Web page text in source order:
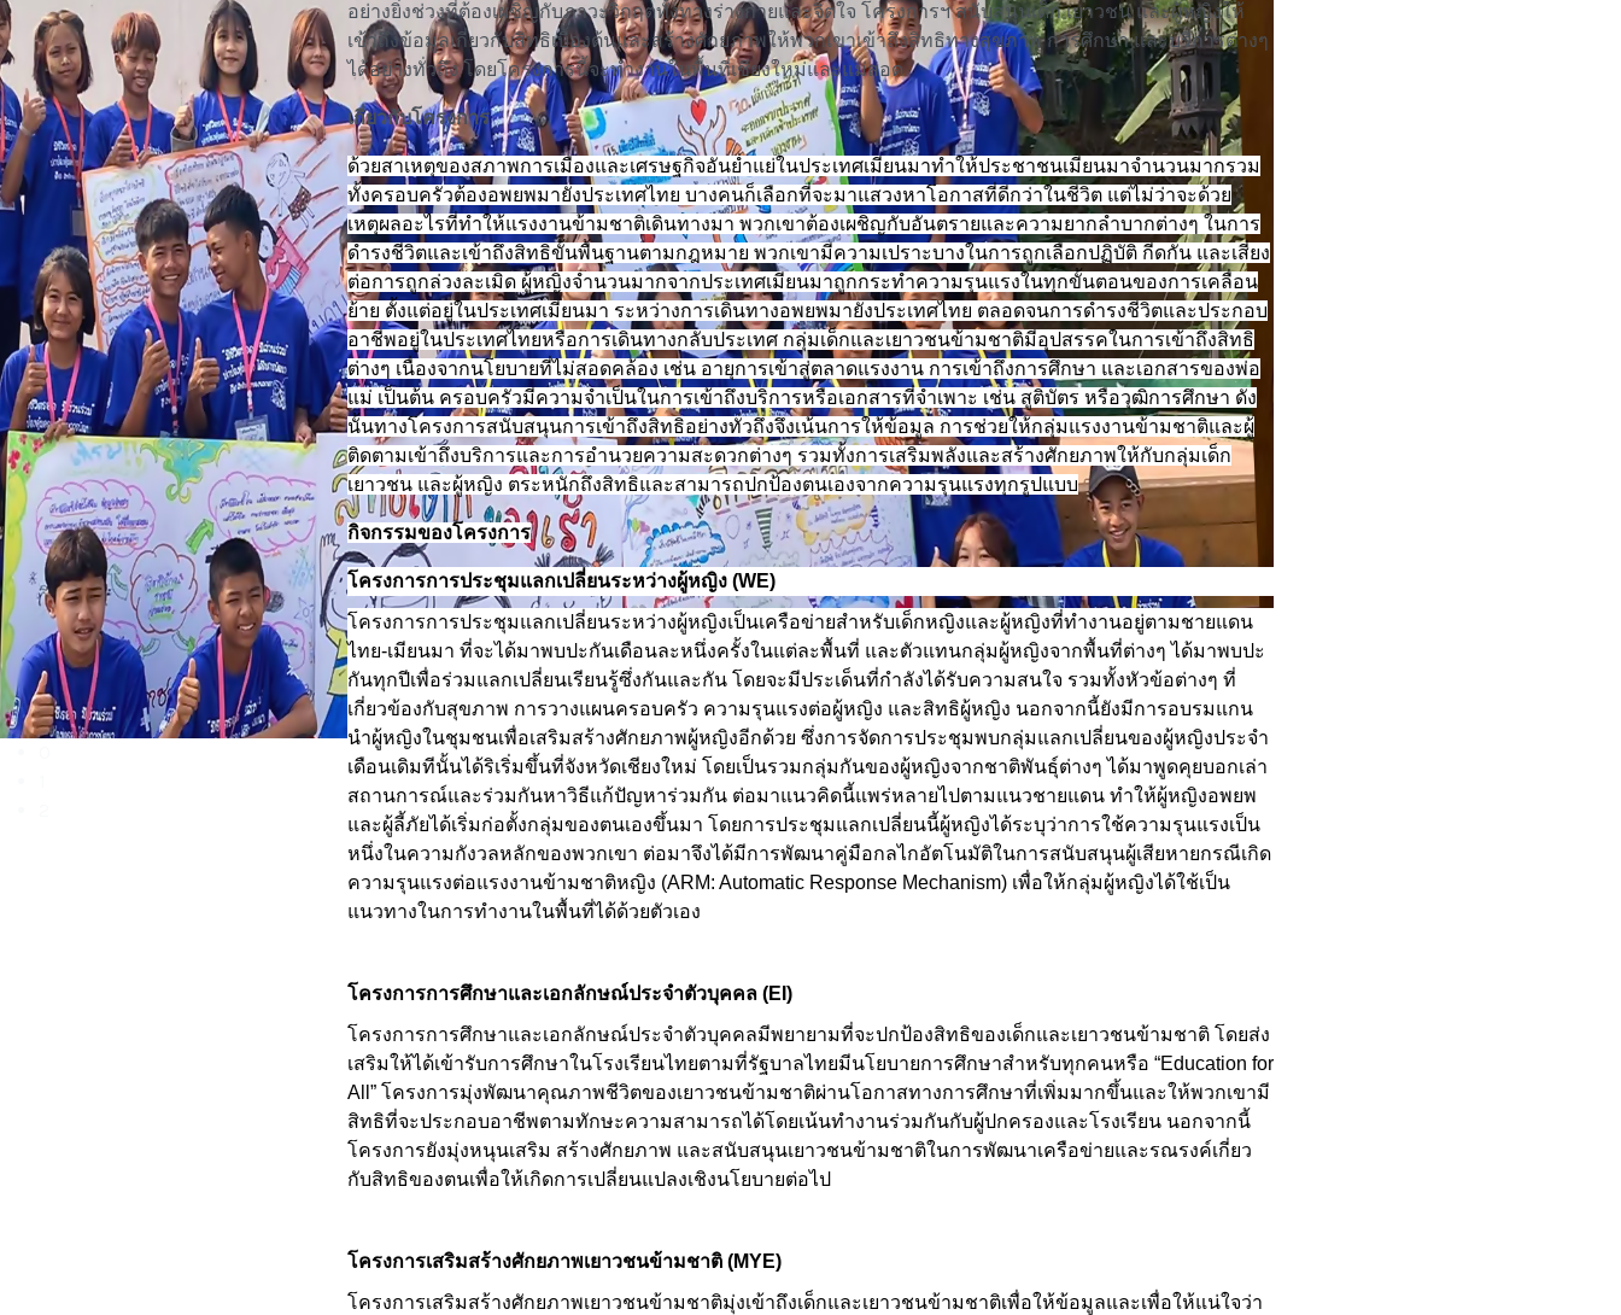
อย่างยิ่งช่วงที่ต้องเผชิญกับภาวะวิกฤตทั้งทางร่างกายและจิตใจ โครงการฯ สนับสนุนเด็ก เยาวชน และผู้หญิงให้
เข้าถึงข้อมูลเกี่ยวกับสิทธิเบื้องต้นและสร้างศักยภาพให้พวกเขาเข้าถึงสิทธิทางสุขภาพ การศึกษา และบริการต่างๆ
ได้อย่างทั่วถึง โดยโครงการนี้จะทำงานในพื้นที่เชียงใหม่และแม่สอด
เกี่ยวกับโครงการ
ด้วยสาเหตุของสภาพการเมืองและเศรษฐกิจอันย่ำแย่ในประเทศเมียนมาทำให้ประชาชนเมียนมาจำนวนมากรวม
ทั้งครอบครัวต้องอพยพมายังประเทศไทย บางคนก็เลือกที่จะมาแสวงหาโอกาสที่ดีกว่าในชีวิต แต่ไม่ว่าจะด้วย
เหตุผลอะไรที่ทำให้แรงงานข้ามชาติเดินทางมา พวกเขาต้องเผชิญกับอันตรายและความยากลำบากต่างๆ ในการ
ดำรงชีวิตและเข้าถึงสิทธิขั้นพื้นฐานตามกฎหมาย พวกเขามีความเปราะบางในการถูกเลือกปฏิบัติ กีดกัน และเสี่ยง
ต่อการถูกล่วงละเมิด ผู้หญิงจำนวนมากจากประเทศเมียนมาถูกกระทำความรุนแรงในทุกขั้นตอนของการเคลื่อน
ย้าย ตั้งแต่อยู่ในประเทศเมียนมา ระหว่างการเดินทางอพยพมายังประเทศไทย ตลอดจนการดำรงชีวิตและประกอบ
อาชีพอยู่ในประเทศไทยหรือการเดินทางกลับประเทศ กลุ่มเด็กและเยาวชนข้ามชาติมีอุปสรรคในการเข้าถึงสิทธิ
ต่างๆ เนื่องจากนโยบายที่ไม่สอดคล้อง เช่น อายุการเข้าสู่ตลาดแรงงาน การเข้าถึงการศึกษา และเอกสารของพ่อ
แม่ เป็นต้น ครอบครัวมีความจำเป็นในการเข้าถึงบริการหรือเอกสารที่จำเพาะ เช่น สูติบัตร หรือวุฒิการศึกษา ดัง
นั้นทางโครงการสนับสนุนการเข้าถึงสิทธิอย่างทั่วถึงจึงเน้นการให้ข้อมูล การช่วยให้กลุ่มแรงงานข้ามชาติและผู้
ติดตามเข้าถึงบริการและการอำนวยความสะดวกต่างๆ รวมทั้งการเสริมพลังและสร้างศักยภาพให้กับกลุ่มเด็ก
เยาวชน และผู้หญิง ตระหนักถึงสิทธิและสามารถปกป้องตนเองจากความรุนแรงทุกรูปแบบ
กิจกรรมของโครงการ
โครงการการประชุมแลกเปลี่ยนระหว่างผู้หญิง (WE)
โครงการการประชุมแลกเปลี่ยนระหว่างผู้หญิงเป็นเครือข่ายสำหรับเด็กหญิงและผู้หญิงที่ทำงานอยู่ตามชายแดน
ไทย-เมียนมา ที่จะได้มาพบปะกันเดือนละหนึ่งครั้งในแต่ละพื้นที่ และตัวแทนกลุ่มผู้หญิงจากพื้นที่ต่างๆ ได้มาพบปะ
กันทุกปีเพื่อร่วมแลกเปลี่ยนเรียนรู้ซึ่งกันและกัน โดยจะมีประเด็นที่กำลังได้รับความสนใจ รวมทั้งหัวข้อต่างๆ ที่
เกี่ยวข้องกับสุขภาพ การวางแผนครอบครัว ความรุนแรงต่อผู้หญิง และสิทธิผู้หญิง นอกจากนี้ยังมีการอบรมแกน
นำผู้หญิงในชุมชนเพื่อเสริมสร้างศักยภาพผู้หญิงอีกด้วย ซึ่งการจัดการประชุมพบกลุ่มแลกเปลี่ยนของผู้หญิงประจำ
เดือนเดิมทีนั้นได้ริเริ่มขึ้นที่จังหวัดเชียงใหม่ โดยเป็นรวมกลุ่มกันของผู้หญิงจากชาติพันธุ์ต่างๆ ได้มาพูดคุยบอกเล่า
สถานการณ์และร่วมกันหาวิธีแก้ปัญหาร่วมกัน ต่อมาแนวคิดนี้แพร่หลายไปตามแนวชายแดน ทำให้ผู้หญิงอพยพ
และผู้ลี้ภัยได้เริ่มก่อตั้งกลุ่มของตนเองขึ้นมา โดยการประชุมแลกเปลี่ยนนี้ผู้หญิงได้ระบุว่าการใช้ความรุนแรงเป็น
หนึ่งในความกังวลหลักของพวกเขา ต่อมาจึงได้มีการพัฒนาคู่มือกลไกอัตโนมัติในการสนับสนุนผู้เสียหายกรณีเกิด
ความรุนแรงต่อแรงงานข้ามชาติหญิง (ARM: Automatic Response Mechanism) เพื่อให้กลุ่มผู้หญิงได้ใช้เป็น
แนวทางในการทำงานในพื้นที่ได้ด้วยตัวเอง
โครงการการศึกษาและเอกลักษณ์ประจำตัวบุคคล (EI)
โครงการการศึกษาและเอกลักษณ์ประจำตัวบุคคลมีพยายามที่จะปกป้องสิทธิของเด็กและเยาวชนข้ามชาติ โดยส่ง
เสริมให้ได้เข้ารับการศึกษาในโรงเรียนไทยตามที่รัฐบาลไทยมีนโยบายการศึกษาสำหรับทุกคนหรือ “Education for
All” โครงการมุ่งพัฒนาคุณภาพชีวิตของเยาวชนข้ามชาติผ่านโอกาสทางการศึกษาที่เพิ่มมากขึ้นและให้พวกเขามี
สิทธิที่จะประกอบอาชีพตามทักษะความสามารถได้โดยเน้นทำงานร่วมกันกับผู้ปกครองและโรงเรียน นอกจากนี้
โครงการยังมุ่งหนุนเสริม สร้างศักยภาพ และสนับสนุนเยาวชนข้ามชาติในการพัฒนาเครือข่ายและรณรงค์เกี่ยว
กับสิทธิของตนเพื่อให้เกิดการเปลี่ยนแปลงเชิงนโยบายต่อไป
โครงการเสริมสร้างศักยภาพเยาวชนข้ามชาติ (MYE)
โครงการเสริมสร้างศักยภาพเยาวชนข้ามชาติมุ่งเข้าถึงเด็กและเยาวชนข้ามชาติเพื่อให้ข้อมูลและเพื่อให้แน่ใจว่า